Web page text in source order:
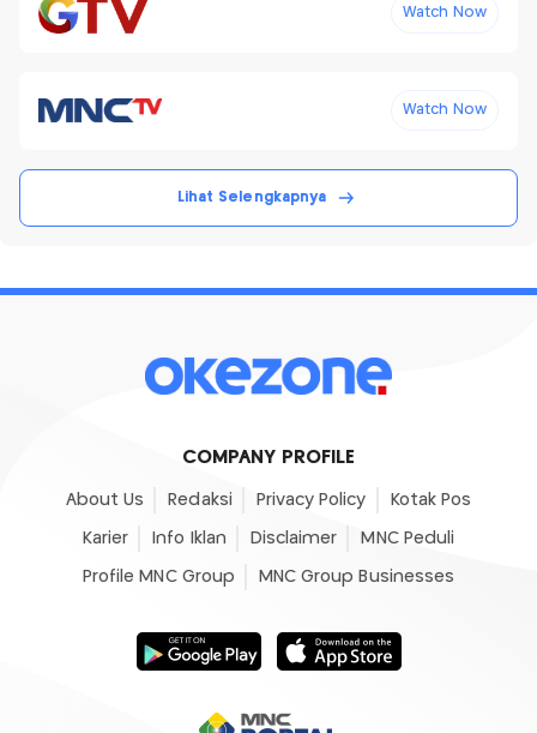
Watch Now
Watch Now
Lihat Selengkapnya
COMPANY PROFILE
About Us Redaksi Privacy Policy Kotak Pos
Karier Info Iklan Disclaimer MNC Peduli
Profile MNC Group MNC Group Businesses